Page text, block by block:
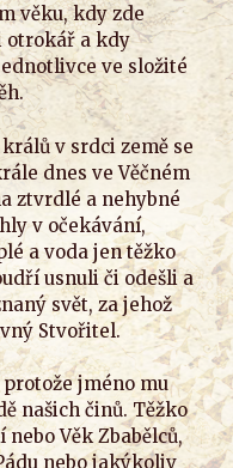
věku, kdy zde
otrokář a kdy
ve složité
v srdci země se
dnes ve Věčném
ztvrdlé a nehybné
v očekávání,
a voda jen těžko
usnuli či odešli a
svět, za jehož
Stvořitel.
jméno mu
našich činů. Těžko
Věk Zbabělců,
nebo jakýkoliv